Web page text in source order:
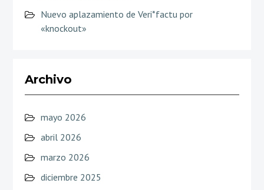
Nuevo aplazamiento de Veri*factu por
«knockout»
Archivo
mayo 2026
abril 2026
marzo 2026
diciembre 2025